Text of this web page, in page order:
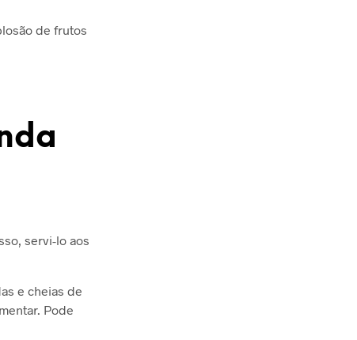
de frutos
servi-lo aos
e cheias de
Pode